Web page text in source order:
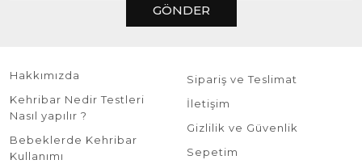
GÖNDER
Hakkımızda
Kehribar Nedir Testleri
Nasıl yapılır ?
Bebeklerde Kehribar
Kullanımı
Sipariş ve Teslimat
İletişim
Gizlilik ve Güvenlik
Sepetim